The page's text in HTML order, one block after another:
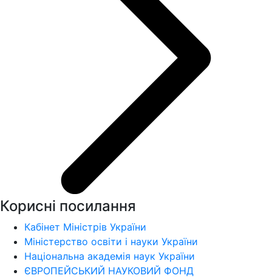
Корисні посилання
Кабінет Міністрів України
Міністерство освіти і науки України
Національна академія наук України
ЄВРОПЕЙСЬКИЙ НАУКОВИЙ ФОНД